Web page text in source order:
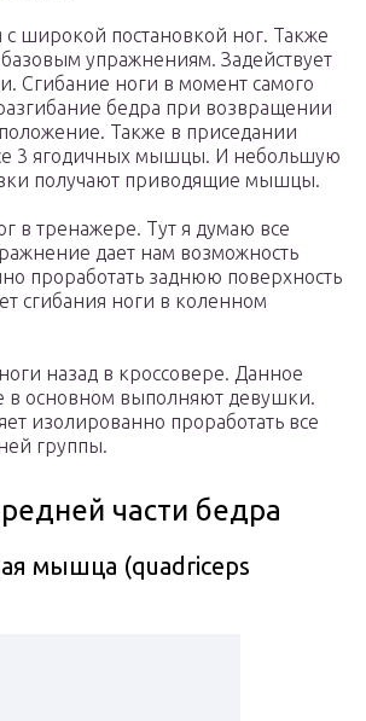
с широкой постановкой ног. Также
базовым упражнениям. Задействует
Сгибание ноги в момент самого
бедра при возвращении
Также в приседании
3 ягодичных мышцы. И небольшую
получают приводящие мышцы.
в тренажере. Тут я думаю все
дает нам возможность
проработать заднюю поверхность
сгибания ноги в коленном
назад в кроссовере. Данное
в основном выполняют девушки.
изолированно проработать все
группы.
части бедра
мышца (quadriceps